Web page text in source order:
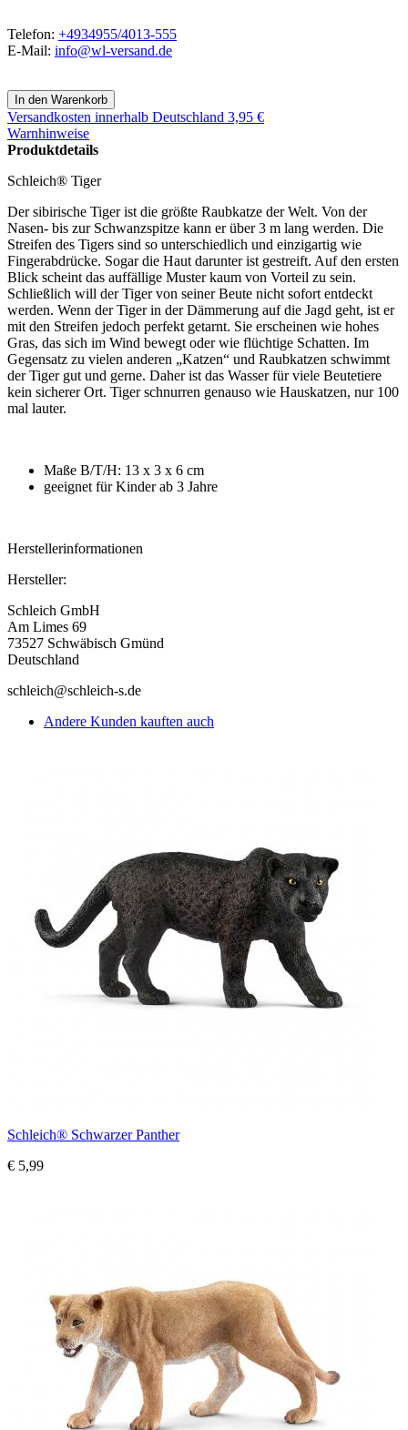
Telefon: +4934955/4013-555
E-Mail: info@wl-versand.de
Versandkosten innerhalb Deutschland 3,95 €
Warnhinweise
Produktdetails
Schleich® Tiger
Der sibirische Tiger ist die größte Raubkatze der Welt. Von der
Nasen- bis zur Schwanzspitze kann er über 3 m lang werden. Die
Streifen des Tigers sind so unterschiedlich und einzigartig wie
Fingerabdrücke. Sogar die Haut darunter ist gestreift. Auf den ersten
Blick scheint das auffällige Muster kaum von Vorteil zu sein.
Schließlich will der Tiger von seiner Beute nicht sofort entdeckt
werden. Wenn der Tiger in der Dämmerung auf die Jagd geht, ist er
mit den Streifen jedoch perfekt getarnt. Sie erscheinen wie hohes
Gras, das sich im Wind bewegt oder wie flüchtige Schatten. Im
Gegensatz zu vielen anderen „Katzen“ und Raubkatzen schwimmt
der Tiger gut und gerne. Daher ist das Wasser für viele Beutetiere
kein sicherer Ort. Tiger schnurren genauso wie Hauskatzen, nur 100
mal lauter.
Maße B/T/H: 13 x 3 x 6 cm
geeignet für Kinder ab 3 Jahre
Herstellerinformationen
Hersteller:
Schleich GmbH
Am Limes 69
73527 Schwäbisch Gmünd
Deutschland
schleich@schleich-s.de
Andere Kunden kauften auch
Schleich® Schwarzer Panther
€ 5,99